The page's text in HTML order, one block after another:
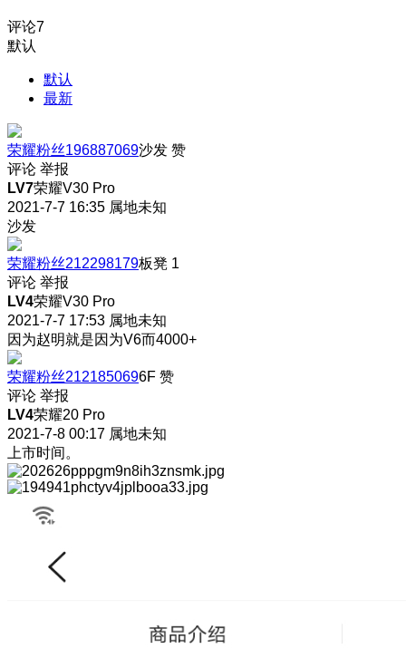
评论7
默认
默认
最新
荣耀粉丝196887069沙发 赞
评论 举报
LV7荣耀V30 Pro
2021-7-7 16:35 属地未知
沙发
荣耀粉丝212298179板凳 1
评论 举报
LV4荣耀V30 Pro
2021-7-7 17:53 属地未知
因为赵明就是因为V6而4000+
荣耀粉丝2121850696F 赞
评论 举报
LV4荣耀20 Pro
2021-7-8 00:17 属地未知
上市时间。